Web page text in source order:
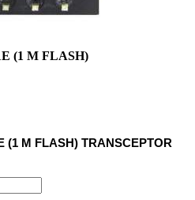
(1 M FLASH)
(1 M FLASH) TRANSCEPTOR